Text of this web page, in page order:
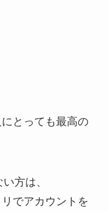
とっても最高の
方は、
でアカウントを